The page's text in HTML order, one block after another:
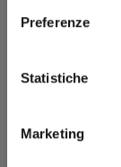
Preferenze
Statistiche
Marketing
AUTORIZZO